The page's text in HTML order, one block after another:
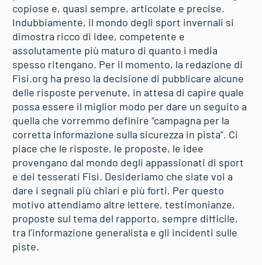
copiose e, quasi sempre, articolate e precise.
Indubbiamente, il mondo degli sport invernali si
dimostra ricco di idee, competente e
assolutamente più maturo di quanto i media
spesso ritengano. Per il momento, la redazione di
Fisi.org ha preso la decisione di pubblicare alcune
delle risposte pervenute, in attesa di capire quale
possa essere il miglior modo per dare un seguito a
quella che vorremmo definire “campagna per la
corretta informazione sulla sicurezza in pista”. Ci
piace che le risposte, le proposte, le idee
provengano dal mondo degli appassionati di sport
e dei tesserati Fisi. Desideriamo che siate voi a
dare i segnali più chiari e più forti. Per questo
motivo attendiamo altre lettere, testimonianze,
proposte sul tema del rapporto, sempre difficile,
tra l’informazione generalista e gli incidenti sulle
piste.